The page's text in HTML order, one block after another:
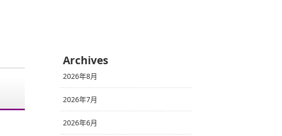
Archives
2026年8月
2026年7月
2026年6月